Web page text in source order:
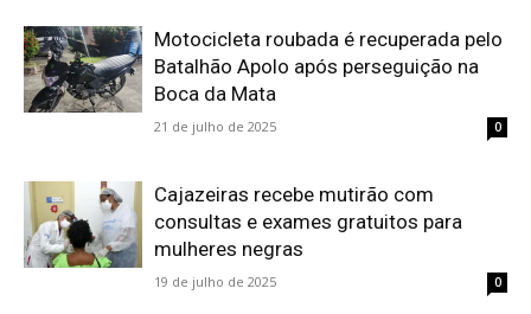
Motocicleta roubada é recuperada pelo
Batalhão Apolo após perseguição na
Boca da Mata
21 de julho de 2025 0
Cajazeiras recebe mutirão com
consultas e exames gratuitos para
mulheres negras
19 de julho de 2025 0